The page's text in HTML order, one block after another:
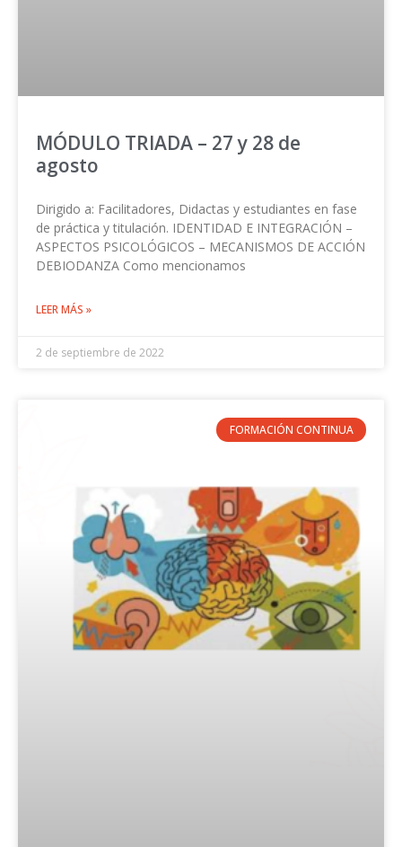
MÓDULO TRIADA – 27 y 28 de
agosto
Dirigido a: Facilitadores, Didactas y estudiantes en fase
de práctica y titulación. IDENTIDAD E INTEGRACIÓN –
ASPECTOS PSICOLÓGICOS – MECANISMOS DE ACCIÓN
DEBIODANZA Como mencionamos
LEER MÁS »
2 de septiembre de 2022
FORMACIÓN CONTINUA